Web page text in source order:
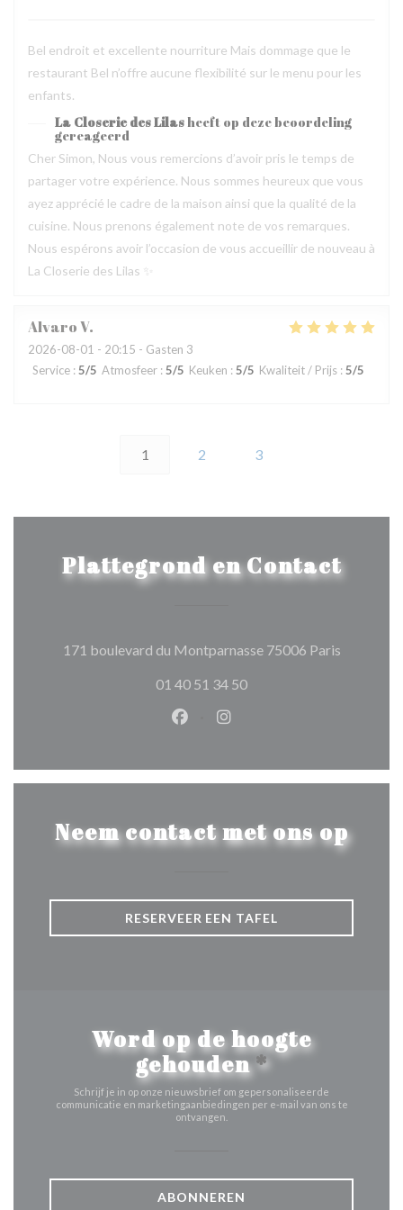
Bel endroit et excellente nourriture Mais dommage que le
restaurant Bel n’offre aucune flexibilité sur le menu pour les
enfants.
La Closerie des Lilasheeft op deze beoordeling
gereageerd
Cher Simon, Nous vous remercions d’avoir pris le temps de
partager votre expérience. Nous sommes heureux que vous
ayez apprécié le cadre de la maison ainsi que la qualité de la
cuisine. Nous prenons également note de vos remarques.
Nous espérons avoir l’occasion de vous accueillir de nouveau à
La Closerie des Lilas ✨
AlvaroV
2026-08-01 - 20:15 - Gasten 3
Service : 5/5 Atmosfeer : 5/5 Keuken : 5/5 Kwaliteit / Prijs : 5/5
1 2 3
Plattegrond en Contact
171 boulevard du Montparnasse 75006 Paris((opent in
01 40 51 34 50
Facebook ((opent in een nieuw
Instagram ((opent in een
Neem contact met ons op
RESERVEER EEN TAFEL
Word op de hoogte
gehouden*
Schrijf je in op onze nieuwsbrief om gepersonaliseerde
communicatie en marketingaanbiedingen per e-mail van ons te
ontvangen.
ABONNEREN